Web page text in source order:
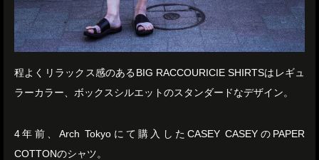
程よくリラックス感のあるBIG RACCOURICIE SHIRTSはレギュ
ラーカラー、ボックスシルエットのスタンダードなデザイン。
4年前、Arch Tokyoにて購入したCASEY CASEYのPAPER
COTTONのシャツ。